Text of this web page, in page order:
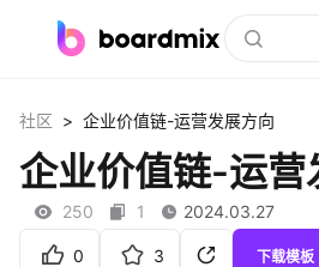
社区资源
下载
社区 > 企业价值链-运营发展方向
企业价值链-运营
250 1 2024.03.27
0 3 下载模板